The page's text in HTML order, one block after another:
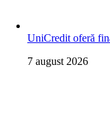
UniCredit oferă
7 august 2026